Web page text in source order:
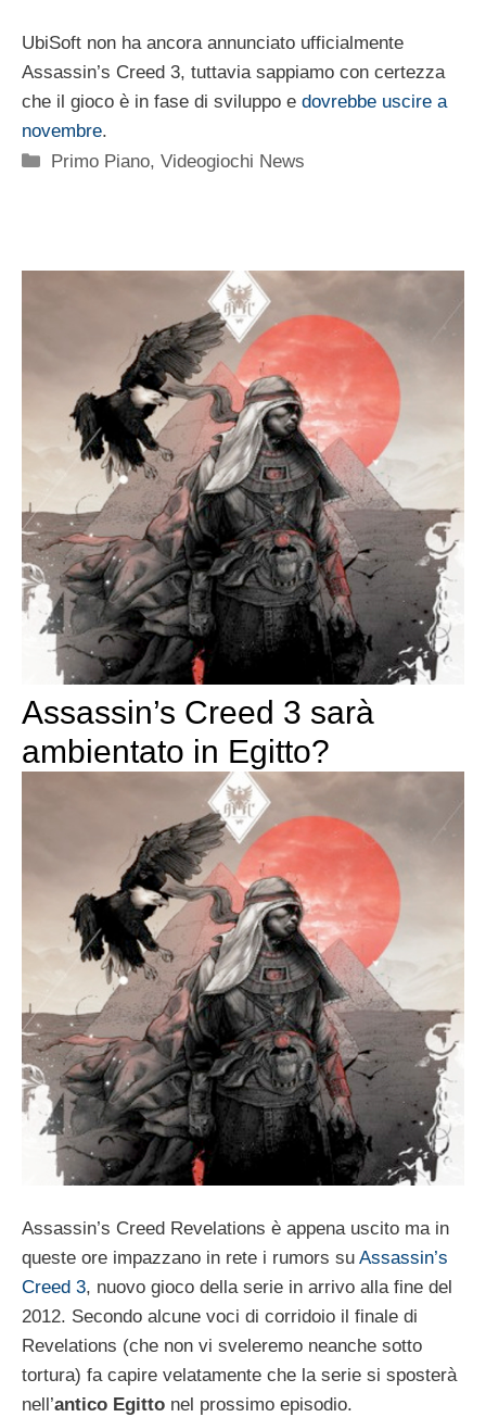
UbiSoft non ha ancora annunciato ufficialmente
Assassin’s Creed 3, tuttavia sappiamo con certezza
che il gioco è in fase di sviluppo e dovrebbe uscire a
novembre.
Categorie
Primo Piano,Videogiochi News
Assassin’s Creed 3 sarà
ambientato in Egitto?
Assassin’s Creed Revelations è appena uscito ma in
queste ore impazzano in rete i rumors su Assassin’s
Creed 3, nuovo gioco della serie in arrivo alla fine del
2012. Secondo alcune voci di corridoio il finale di
Revelations (che non vi sveleremo neanche sotto
tortura) fa capire velatamente che la serie si sposterà
nell’antico Egitto nel prossimo episodio.